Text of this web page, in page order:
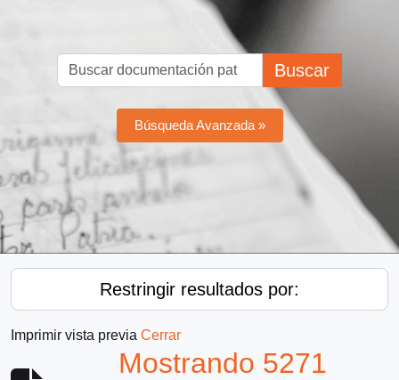
Buscar
Búsqueda Avanzada »
Restringir resultados por:
Imprimir vista previa Cerrar
Mostrando 5271